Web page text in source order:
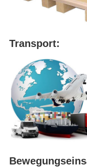
Transport: